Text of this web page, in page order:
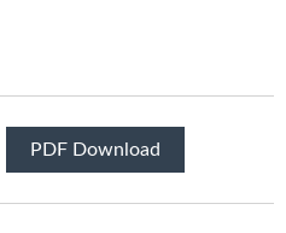
PDF Download